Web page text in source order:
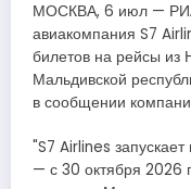
МОСКВА, 6 июл — РИА
авиакомпания S7
билетов на рейсы из
Мальдивской
в сообщении
"S7 Airlines
— с 30 октября 2026